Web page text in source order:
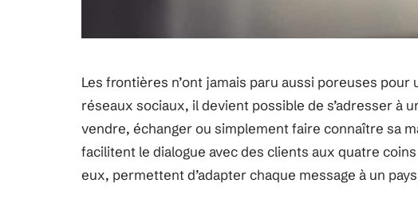
Les frontières n’ont jamais paru aussi poreuses
réseaux sociaux, il devient possible de s’adresser à
vendre, échanger ou simplement faire connaître sa
facilitent le dialogue avec des clients aux quatre
eux, permettent d’adapter chaque message à un